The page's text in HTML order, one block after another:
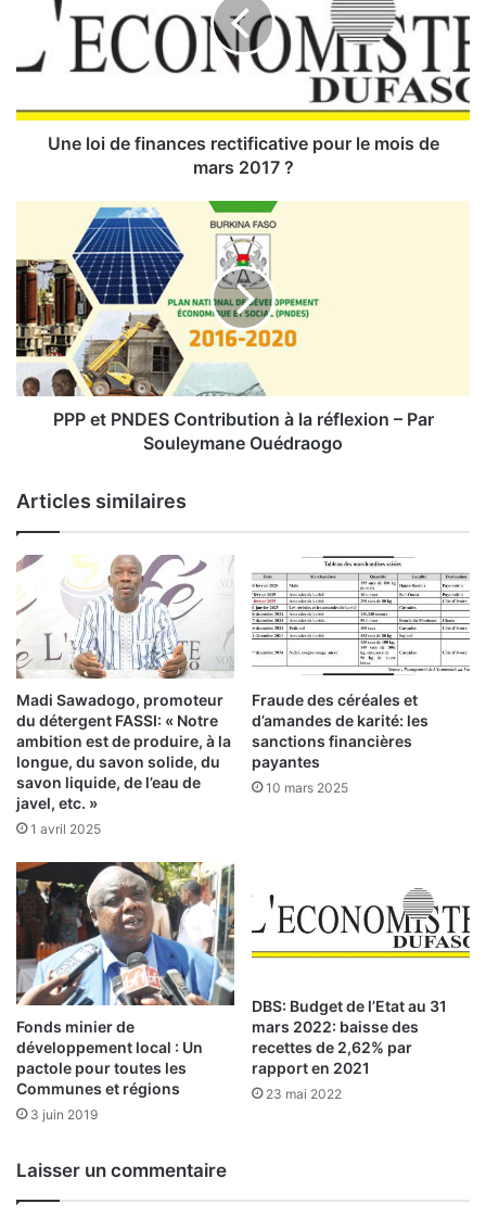
d
f
e
s
r
e
c
i
t
i
e
p
o
u
r
e
m
o
i
s
d
m
a
r
s
2
0
1
7
?
Une loi de finances rectificative pour le mois de
mars 2017 ?
P
e
t
P
N
E
n
t
i
b
t
i
o
n
à
l
a
r
é
l
e
x
i
o
n
–
P
a
S
u
PPP et PNDES Contribution à la réflexion – Par
Souleymane Ouédraogo
Articles similaires
Madi Sawadogo, promoteur
du détergent FASSI: « Notre
ambition est de produire, à la
longue, du savon solide, du
savon liquide, de l’eau de
javel, etc. »
1 avril 2025
Fraude des céréales et
d’amandes de karité: les
sanctions financières
payantes
10 mars 2025
Fonds minier de
développement local : Un
pactole pour toutes les
Communes et régions
3 juin 2019
DBS: Budget de l’Etat au 31
mars 2022: baisse des
recettes de 2,62% par
rapport en 2021
23 mai 2022
Laisser un commentaire